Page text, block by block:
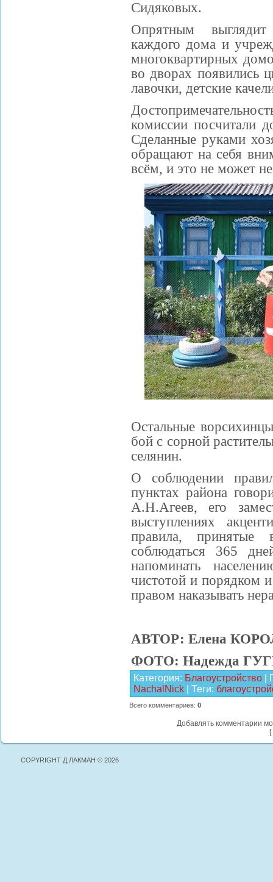
Сидяковых.
Опрятным
каждого дома и
многоквартирных
во дворах появились
лавочки, детские
комиссии посчитали
Сделанные руками
обращают на себя
всём, и это не может
Остальные
бой с сорной
селянин.
О соблюдении
пунктах района
А.Н.Агеев, его
выступлениях
правила,
соблюдаться 365
напоминать
чистотой и порядком и
правом наказывать
АВТОР: Елена
ФОТО: Надежда
Категория: Благоустройство
NachalNick
Теги:
Всего комментариев: 0
Добавлять комментарии
[
COPYRIGHT Д.ЛАКМАН © 2026